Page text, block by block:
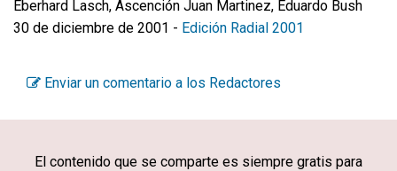
Eberhard Lasch, Ascención Juan Martinez, Eduardo Bush
30 de diciembre de 2001 - Edición Radial 2001
Enviar un comentario a los Redactores
El contenido que se comparte es siempre gratis para